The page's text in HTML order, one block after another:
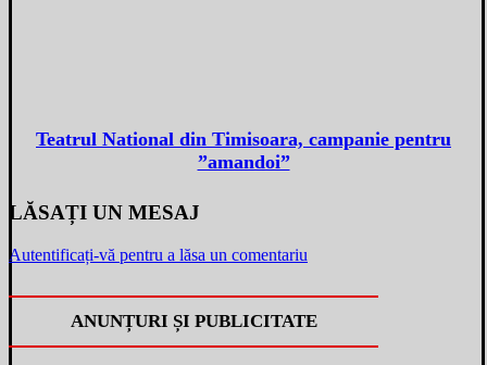
Teatrul National din Timisoara, campanie pentru
”amandoi”
LĂSAȚI UN MESAJ
Autentificați-vă pentru a lăsa un comentariu
ANUNȚURI ȘI PUBLICITATE